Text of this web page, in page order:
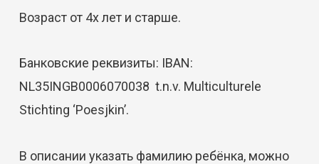
Возраст от 4х лет и старше.
Банковские реквизиты: IBAN:
NL35INGB0006070038 t.n.v. Multiculturele
Stichting ‘Poesjkin’.
В описании указать фамилию ребёнка, можно